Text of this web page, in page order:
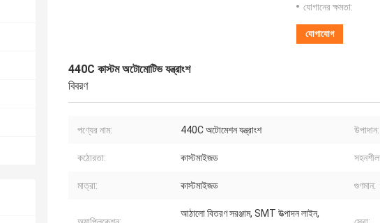
যোগানের ক্ষমতা:
যোগাযোগ
440C কাস্টম অটোমোটিভ যন্ত্রাংশ
বিবরণ
পণ্যের নাম: 440C অটোমেশন যন্ত্রাংশ উপাদান:
কঠোরতা: কাস্টমাইজড
মাত্রা: কাস্টমাইজড গুণমান:
আঠালো বিতরণ সরঞ্জাম, SMT উত্পাদন লাইন,